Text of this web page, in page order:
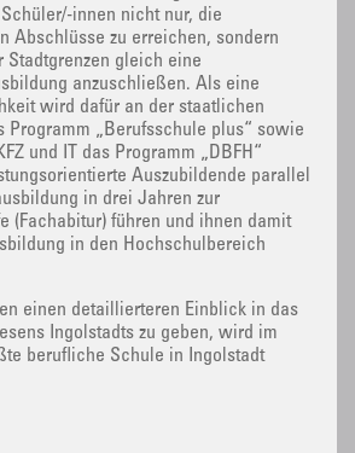
innen nicht nur, die
Abschlüsse zu erreichen, sondern
Stadtgrenzen gleich eine
anzuschließen. Als eine
wird dafür an der staatlichen
Programm „Berufsschule plus“ sowie
und IT das Programm „DBFH“
Auszubildende parallel
in drei Jahren zur
(Fachabitur) führen und ihnen damit
in den Hochschulbereich
einen detaillierteren Einblick in das
Ingolstadts zu geben, wird im
berufliche Schule in Ingolstadt